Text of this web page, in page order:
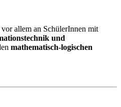
allem an SchülerInnen mit
und
mathematisch-logischen